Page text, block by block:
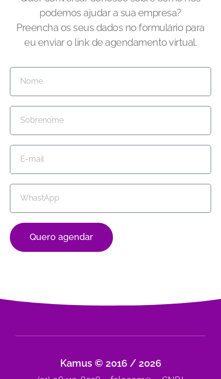
podemos ajudar a sua empresa?
Preencha os seus dados no formulário para
eu enviar o link de agendamento virtual.
Quero agendar
Kamus © 2016 / 2026